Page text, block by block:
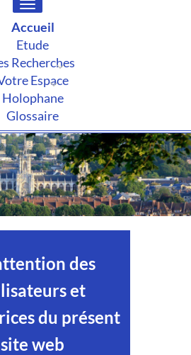
Toggle
navigation
Accueil
Etude
Recherches
Espace
Holophane
Glossaire
des
et
du présent
site web